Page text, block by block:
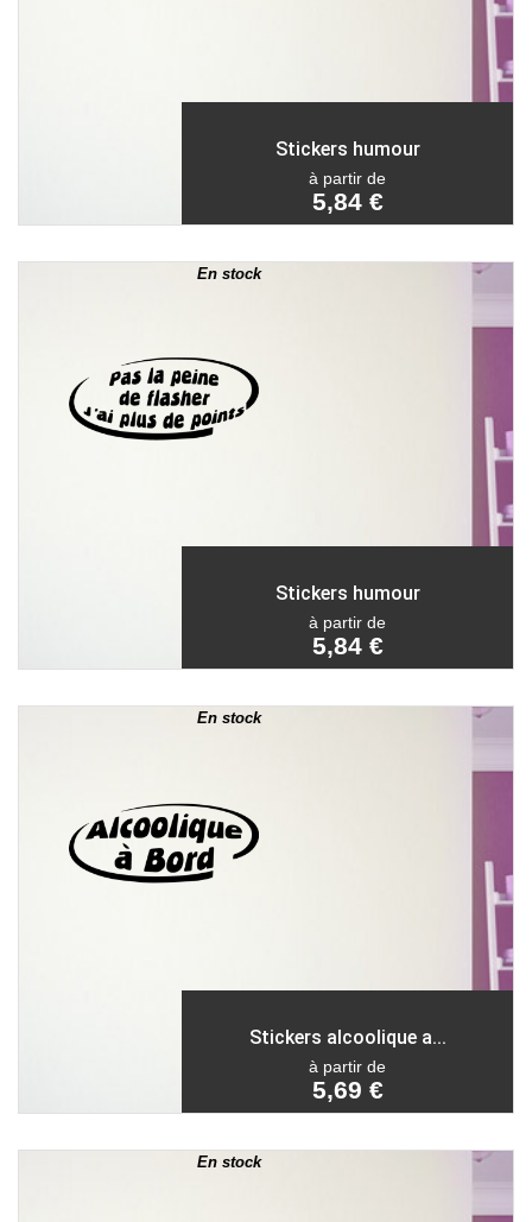
Stickers humour
à partir de
5,84 €
En stock
Stickers humour
à partir de
5,84 €
En stock
Stickers alcoolique a...
à partir de
5,69 €
En stock